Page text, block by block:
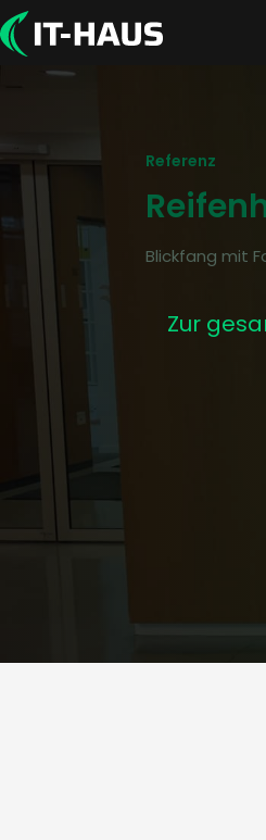
Referenz
Blickfang mit
Zur